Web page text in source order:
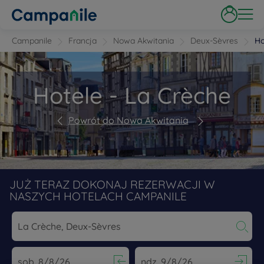
Campanile Francja Nowa Akwitania Deux-Sèvres
Hotele - La Crèche
Powrót do Nowa Akwitania
JUŻ TERAZ DOKONAJ REZERWACJI W
NASZYCH HOTELACH CAMPANILE